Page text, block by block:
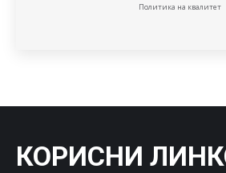
Политика на квалитет
КОРИСНИ